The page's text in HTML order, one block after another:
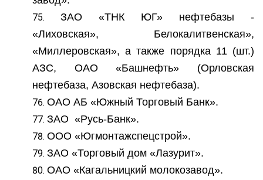
ЗАО «ТНК ЮГ» нефтебазы -
«Лиховская», Белокалитвенская»,
«Миллеровская», а также порядка 11 (шт.)
АЗС, ОАО «Башнефть» (Орловская
нефтебаза, Азовская нефтебаза).
ОАО АБ «Южный Торговый Банк».
ЗАО «Русь-Банк».
ООО «Югмонтажспецстрой».
ЗАО «Торговый дом «Лазурит».
ОАО «Кагальницкий молокозавод».